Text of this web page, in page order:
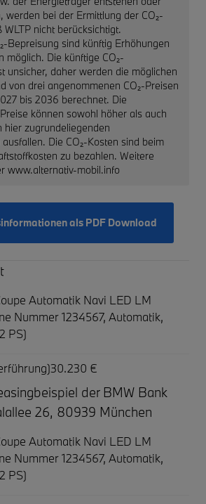
werden bei der Ermittlung der CO₂-
WLTP nicht berücksichtigt.
Bepreisung sind künftig Erhöhungen
möglich. Die künftige CO₂-
unsicher, daher werden die möglichen
von drei angenommenen CO₂-Preisen
bis 2036 berechnet. Die
können sowohl höher als auch
hier zugrundeliegenden
Die CO₂-Kosten sind beim
zu bezahlen. Weitere
www.alternativ-mobil.info
als PDF Download
Automatik Navi LED LM
Nummer 1234567, Automatik,
PS)
30.230 €
der BMW Bank
26, 80939 München
Automatik Navi LED LM
Nummer 1234567, Automatik,
PS)